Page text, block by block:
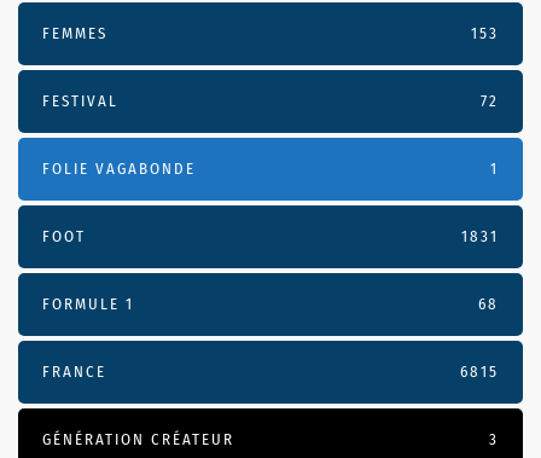
FEMMES 153
FESTIVAL 72
FOLIE VAGABONDE 1
FOOT 1831
FORMULE 1 68
FRANCE 6815
GÉNÉRATION CRÉATEUR 3